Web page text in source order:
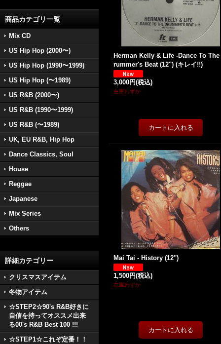
商品カテゴリ一覧
Mix CD
US Hip Hop (2000〜)
US Hip Hop (1990〜1999)
US Hip Hop (〜1989)
US R&B (2000〜)
US R&B (1990〜1999)
US R&B (〜1989)
UK, EU R&B, Hip Hop
Dance Classics, Soul
House
Reggae
Japanese
Mix Series
Others
詳細カテゴリー
クリスマスアイテム
冬物アイテム
☆STEP2☆90's R&B好きに
自信を持ってオススメ出来
る00's R&B Best 100 !!!
☆STEP1☆これぞ定番！！
Herman Kelly & Life -Dance To The
rummer's Beat (12'') (キレイ!!)
3,000円(税込)
在庫わずか
Mai Tai - History (12'')
1,500円(税込)
在庫わずか